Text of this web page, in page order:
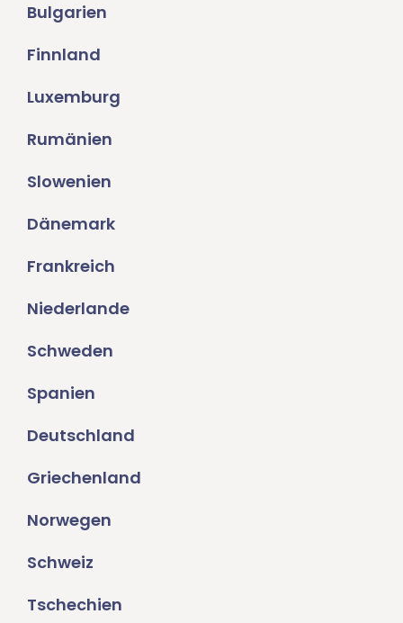
Bulgarien
Finnland
Luxemburg
Rumänien
Slowenien
Dänemark
Frankreich
Niederlande
Schweden
Spanien
Deutschland
Griechenland
Norwegen
Schweiz
Tschechien